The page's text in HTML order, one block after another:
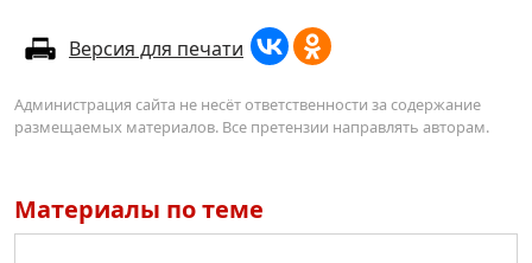
Версия для печати
Администрация сайта не несёт ответственности за содержание
размещаемых материалов. Все претензии направлять авторам.
Материалы по теме